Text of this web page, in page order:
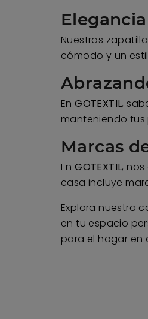
Nuestras
cómodo y un
EnGOTEXTIL,
manteniendo
Marcas
EnGOTEXTIL,
casa incluye
Explora nuestra
en tu espacio
para el hogar en